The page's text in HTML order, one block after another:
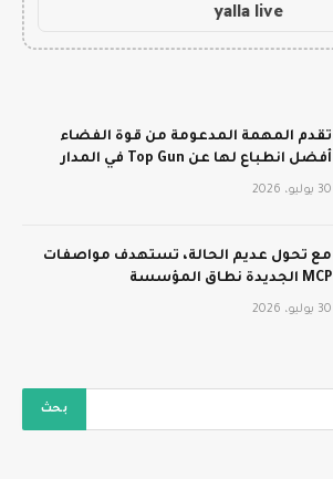
yalla live
تقدم المهمة المدعومة من قوة الفضاء
أفضل انطباع لها عن Top Gun في المدار
30 يوليو، 2026
مع تحول عديم الحالة، تستهدف مواصفات
MCP الجديدة نطاق المؤسسة
30 يوليو، 2026